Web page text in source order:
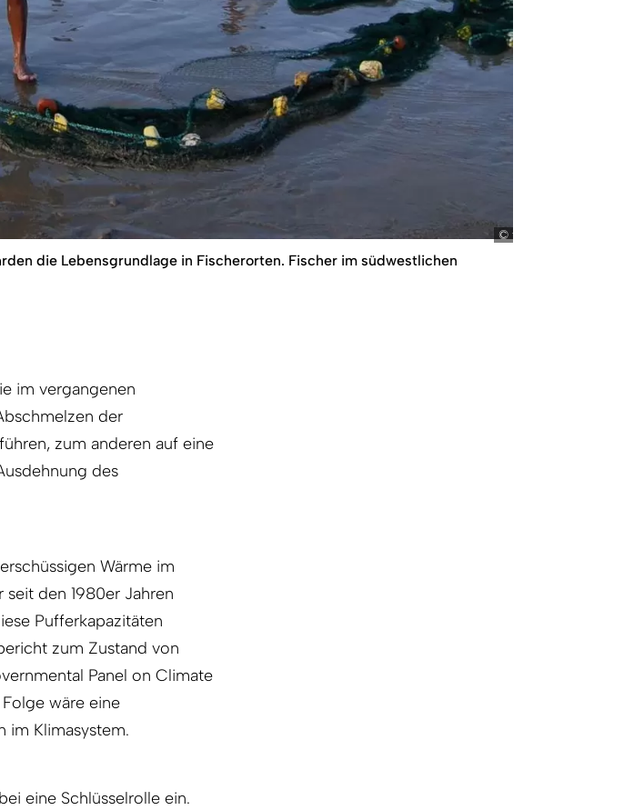
fm
die Lebensgrundlage in Fischerorten. Fischer im südwestlichen
im vergangenen
der
zum anderen auf eine
des
Wärme im
den 1980er Jahren
Pufferkapazitäten
zum Zustand von
Panel on Climate
wäre eine
im Klimasystem.
eine Schlüsselrolle ein.